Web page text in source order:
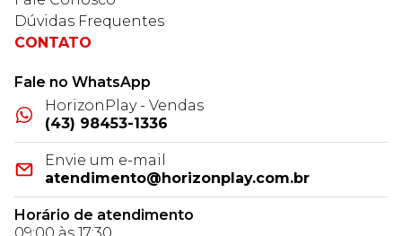
Dúvidas Frequentes
CONTATO
Fale no WhatsApp
HorizonPlay - Vendas
(43) 98453-1336
Envie um e-mail
atendimento@horizonplay.com.br
Horário de atendimento